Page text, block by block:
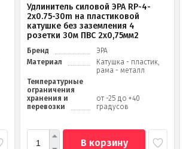
Удлинитель силовой ЭРА RP-4-
2x0.75-30m на пластиковой
катушке без заземления 4
розетки 30м ПВС 2х0,75мм2
Бренд
ЭРА
Материал
Катушка - пластик,
рама - металл
Температурные
ограничения
хранения и
перевозки
от -25 до +40
градусов
В корзину